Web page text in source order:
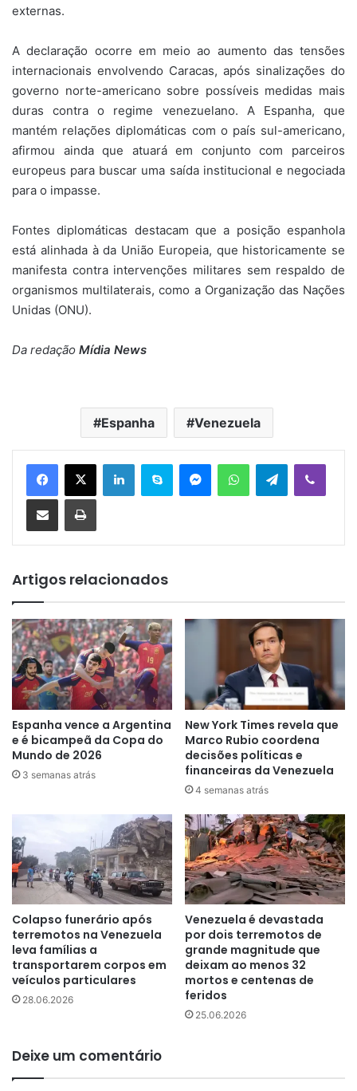
externas.
A declaração ocorre em meio ao aumento das tensões
internacionais envolvendo Caracas, após sinalizações do
governo norte-americano sobre possíveis medidas mais
duras contra o regime venezuelano. A Espanha, que
mantém relações diplomáticas com o país sul-americano,
afirmou ainda que atuará em conjunto com parceiros
europeus para buscar uma saída institucional e negociada
para o impasse.
Fontes diplomáticas destacam que a posição espanhola
está alinhada à da União Europeia, que historicamente se
manifesta contra intervenções militares sem respaldo de
organismos multilaterais, como a Organização das Nações
Unidas (ONU).
Da redação Mídia News
Espanha Venezuela
Telegram
Artigos relacionados
Espanha vence a Argentina
e é bicampeã da Copa do
Mundo de 2026
3 semanas atrás
New York Times revela que
Marco Rubio coordena
decisões políticas e
financeiras da Venezuela
4 semanas atrás
Colapso funerário após
terremotos na Venezuela
leva famílias a
transportarem corpos em
veículos particulares
28.06.2026
Venezuela é devastada
por dois terremotos de
grande magnitude que
deixam ao menos 32
mortos e centenas de
feridos
25.06.2026
Deixe um comentário